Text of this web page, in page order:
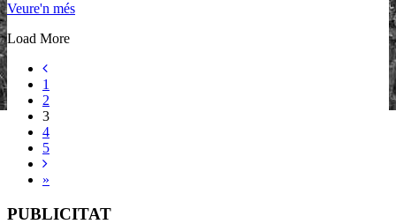
Veure'n més
Load More
1
2
3
4
5
»
PUBLICITAT